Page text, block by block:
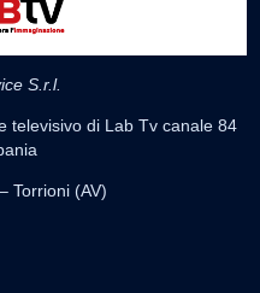
S.r.l.
televisivo di Lab Tv canale 84
Torrioni (AV)